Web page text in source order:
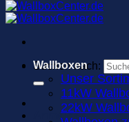
Suchen nach:
Anmelden
Wallboxen
Unser
11kW
22kW